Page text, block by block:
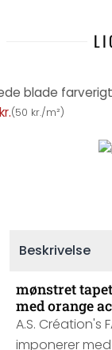
(50 kr./m²)
Beskrivelse
mønstret
med orange
A.S. Création's
imponerer